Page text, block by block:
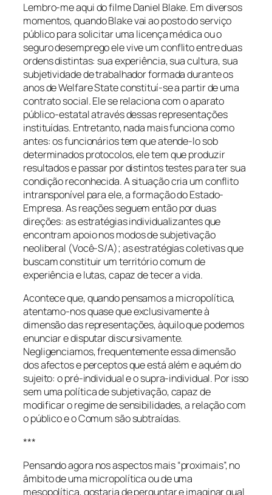
Lembro-me aqui do filme Daniel Blake. Em diversos
momentos, quando Blake vai ao posto do serviço
público para solicitar uma licença médica ou o
seguro desemprego ele vive um conflito entre duas
ordens distintas: sua experiência, sua cultura, sua
subjetividade de trabalhador formada durante os
anos de Welfare State constituí-se a partir de uma
contrato social. Ele se relaciona com o aparato
público-estatal através dessas representações
instituídas. Entretanto, nada mais funciona como
antes: os funcionários tem que atende-lo sob
determinados protocolos, ele tem que produzir
resultados e passar por distintos testes para ter sua
condição reconhecida. A situação cria um conflito
intransponível para ele, a formação do Estado-
Empresa. As reações seguem então por duas
direções: as estratégias individualizantes que
encontram apoio nos modos de subjetivação
neoliberal (Você-S/A); as estratégias coletivas que
buscam constituir um território comum de
experiência e lutas, capaz de tecer a vida.
Acontece que, quando pensamos a micropolítica,
atentamo-nos quase que exclusivamente à
dimensão das representações, àquilo que podemos
enunciar e disputar discursivamente.
Negligenciamos, frequentemente essa dimensão
dos afectos e perceptos que está além e aquém do
sujeito: o pré-individual e o supra-individual. Por isso
sem uma política de subjetivação, capaz de
modificar o regime de sensibilidades, a relação com
o público e o Comum são subtraídas.
***
Pensando agora nos aspectos mais “proximais”, no
âmbito de uma micropolítica ou de uma
mesopolítica, gostaria de perguntar e imaginar qual